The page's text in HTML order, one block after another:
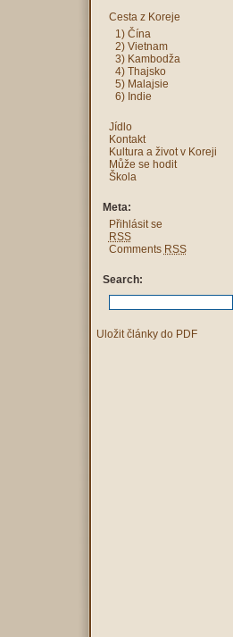
Cesta z Koreje
1) Čína
2) Vietnam
3) Kambodža
4) Thajsko
5) Malajsie
6) Indie
Jídlo
Kontakt
Kultura a život v Koreji
Může se hodit
Škola
Meta:
Přihlásit se
RSS
Comments RSS
Search:
Uložit články do PDF